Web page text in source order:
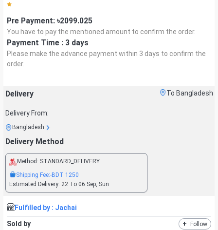
Pre Payment: ৳2099.025
You have to pay the mentioned amount to confirm the order.
Payment Time : 3 days
Please make the advance payment within 3 days to confirm the
order.
Delivery To Bangladesh
Delivery From:
Bangladesh
Delivery Method
Method: STANDARD_DELIVERY
Shipping Fee:-BDT 1250
Estimated Delivery: 22 To 06 Sep, Sun
Fulfilled by : Jachai
Sold by + Follow